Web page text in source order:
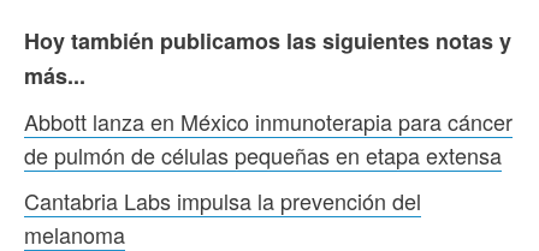
Hoy también publicamos las siguientes notas y
más...
Abbott lanza en México inmunoterapia para cáncer
de pulmón de células pequeñas en etapa extensa
Cantabria Labs impulsa la prevención del
melanoma